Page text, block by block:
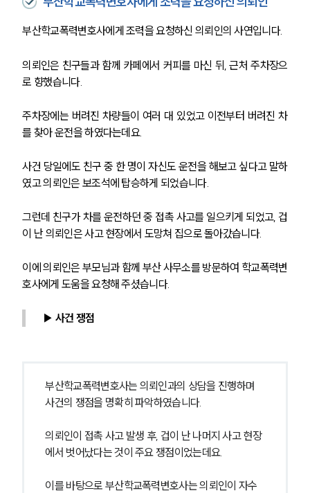
부산학교폭력변호사에게 조력을 요청하신 의뢰인의 사연입니다.
의뢰인은 친구들과 함께 카페에서 커피를 마신 뒤, 근처 주차장으
로 향했습니다.
주차장에는 버려진 차량들이 여러 대 있었고 이전부터 버려진 차
를 찾아 운전을 하였다는데요.
사건 당일에도 친구 중 한 명이 자신도 운전을 해보고 싶다고 말하
였고 의뢰인은 보조석에 탑승하게 되었습니다.
그런데 친구가 차를 운전하던 중 접촉 사고를 일으키게 되었고, 겁
이 난 의뢰인은 사고 현장에서 도망쳐 집으로 돌아갔습니다.
이에 의뢰인은 부모님과 함께 부산 사무소를 방문하여 학교폭력변
호사에게 도움을 요청해 주셨습니다.
▶ 사건 쟁점
부산학교폭력변호사는 의뢰인과의 상담을 진행하며
사건의 쟁점을 명확히 파악하였습니다.
의뢰인이 접촉 사고 발생 후, 겁이 난 나머지 사고 현장
에서 벗어났다는 것이 주요 쟁점이었는데요.
이를 바탕으로 부산학교폭력변호사는 의뢰인이 자수